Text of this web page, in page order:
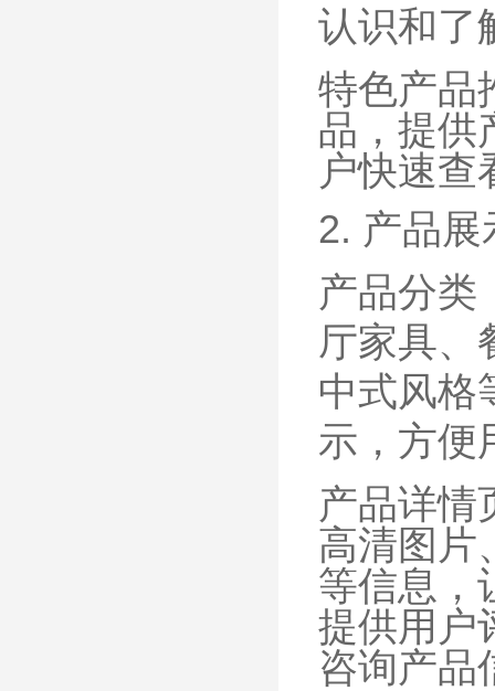
认识和了
特色产品
品，提供
户快速查
2. 产品展
产品分类
厅家具、
中式风格
示，方便
产品详情
高清图片
等信息，
提供用户
咨询产品